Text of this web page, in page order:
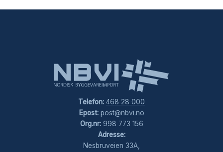
Telefon: 468 28 000
Epost: post@nbvi.no
Org.nr:998 773 156
Adresse:
Nesbruveien 33A,